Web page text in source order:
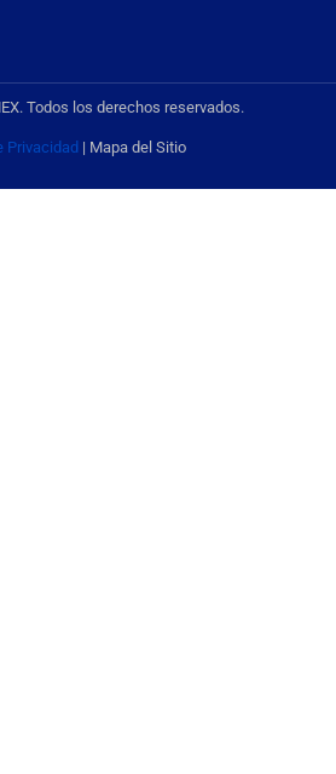
Todos los derechos reservados.
Privacidad | Mapa del Sitio